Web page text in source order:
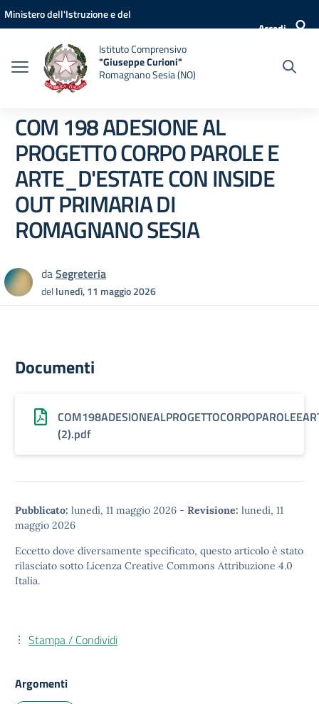
Vai ai contenuti
Vai al menu di navigazione
Vai al footer
Ministero dell'Istruzione e del
Accedi
Istituto Comprensivo
"Giuseppe Curioni"
Romagnano Sesia (NO)
COM 198 ADESIONE AL
PROGETTO CORPO PAROLE E
ARTE_D'ESTATE CON INSIDE
OUT PRIMARIA DI
ROMAGNANO SESIA
daSegreteria
dellunedì, 11 maggio 2026
Documenti
(2).pdf
Pubblicato: lunedì, 11 maggio 2026 - Revisione: lunedì, 11
maggio 2026
Eccetto dove diversamente specificato, questo articolo è stato
rilasciato sotto Licenza Creative Commons Attribuzione 4.0
Italia.
Stampa / Condividi
Argomenti